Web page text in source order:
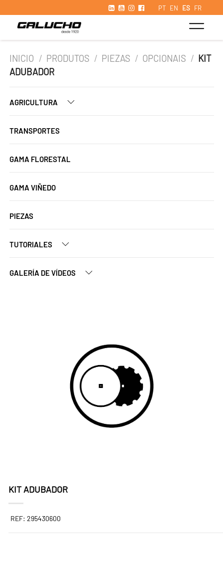
PT EN ES FR
INICIO / PRODUTOS / PIEZAS / OPCIONAIS / KIT
ADUBADOR
AGRICULTURA
TRANSPORTES
GAMA FLORESTAL
GAMA VIÑEDO
PIEZAS
TUTORIALES
GALERÍA DE VÍDEOS
KIT ADUBADOR
REF: 295430600